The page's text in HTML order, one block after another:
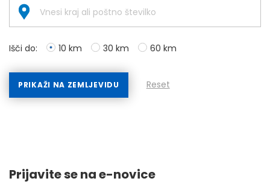
Išči do: 10 km 30 km 60 km
PRIKAŽI NA ZEMLJEVIDU Reset
Prijavite se na e-novice